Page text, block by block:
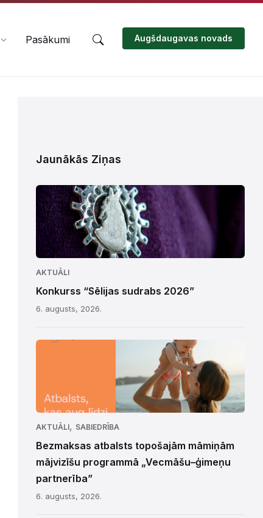
Pasākumi Augšdaugavas novads
Jaunākās Ziņas
AKTUĀLI
Konkurss “Sēlijas sudrabs 2026”
6. augusts, 2026.
AKTUĀLI, SABIEDRĪBA
Bezmaksas atbalsts topošajām māmiņām
mājvizīšu programmā „Vecmāšu–ģimeņu
partnerība”
6. augusts, 2026.